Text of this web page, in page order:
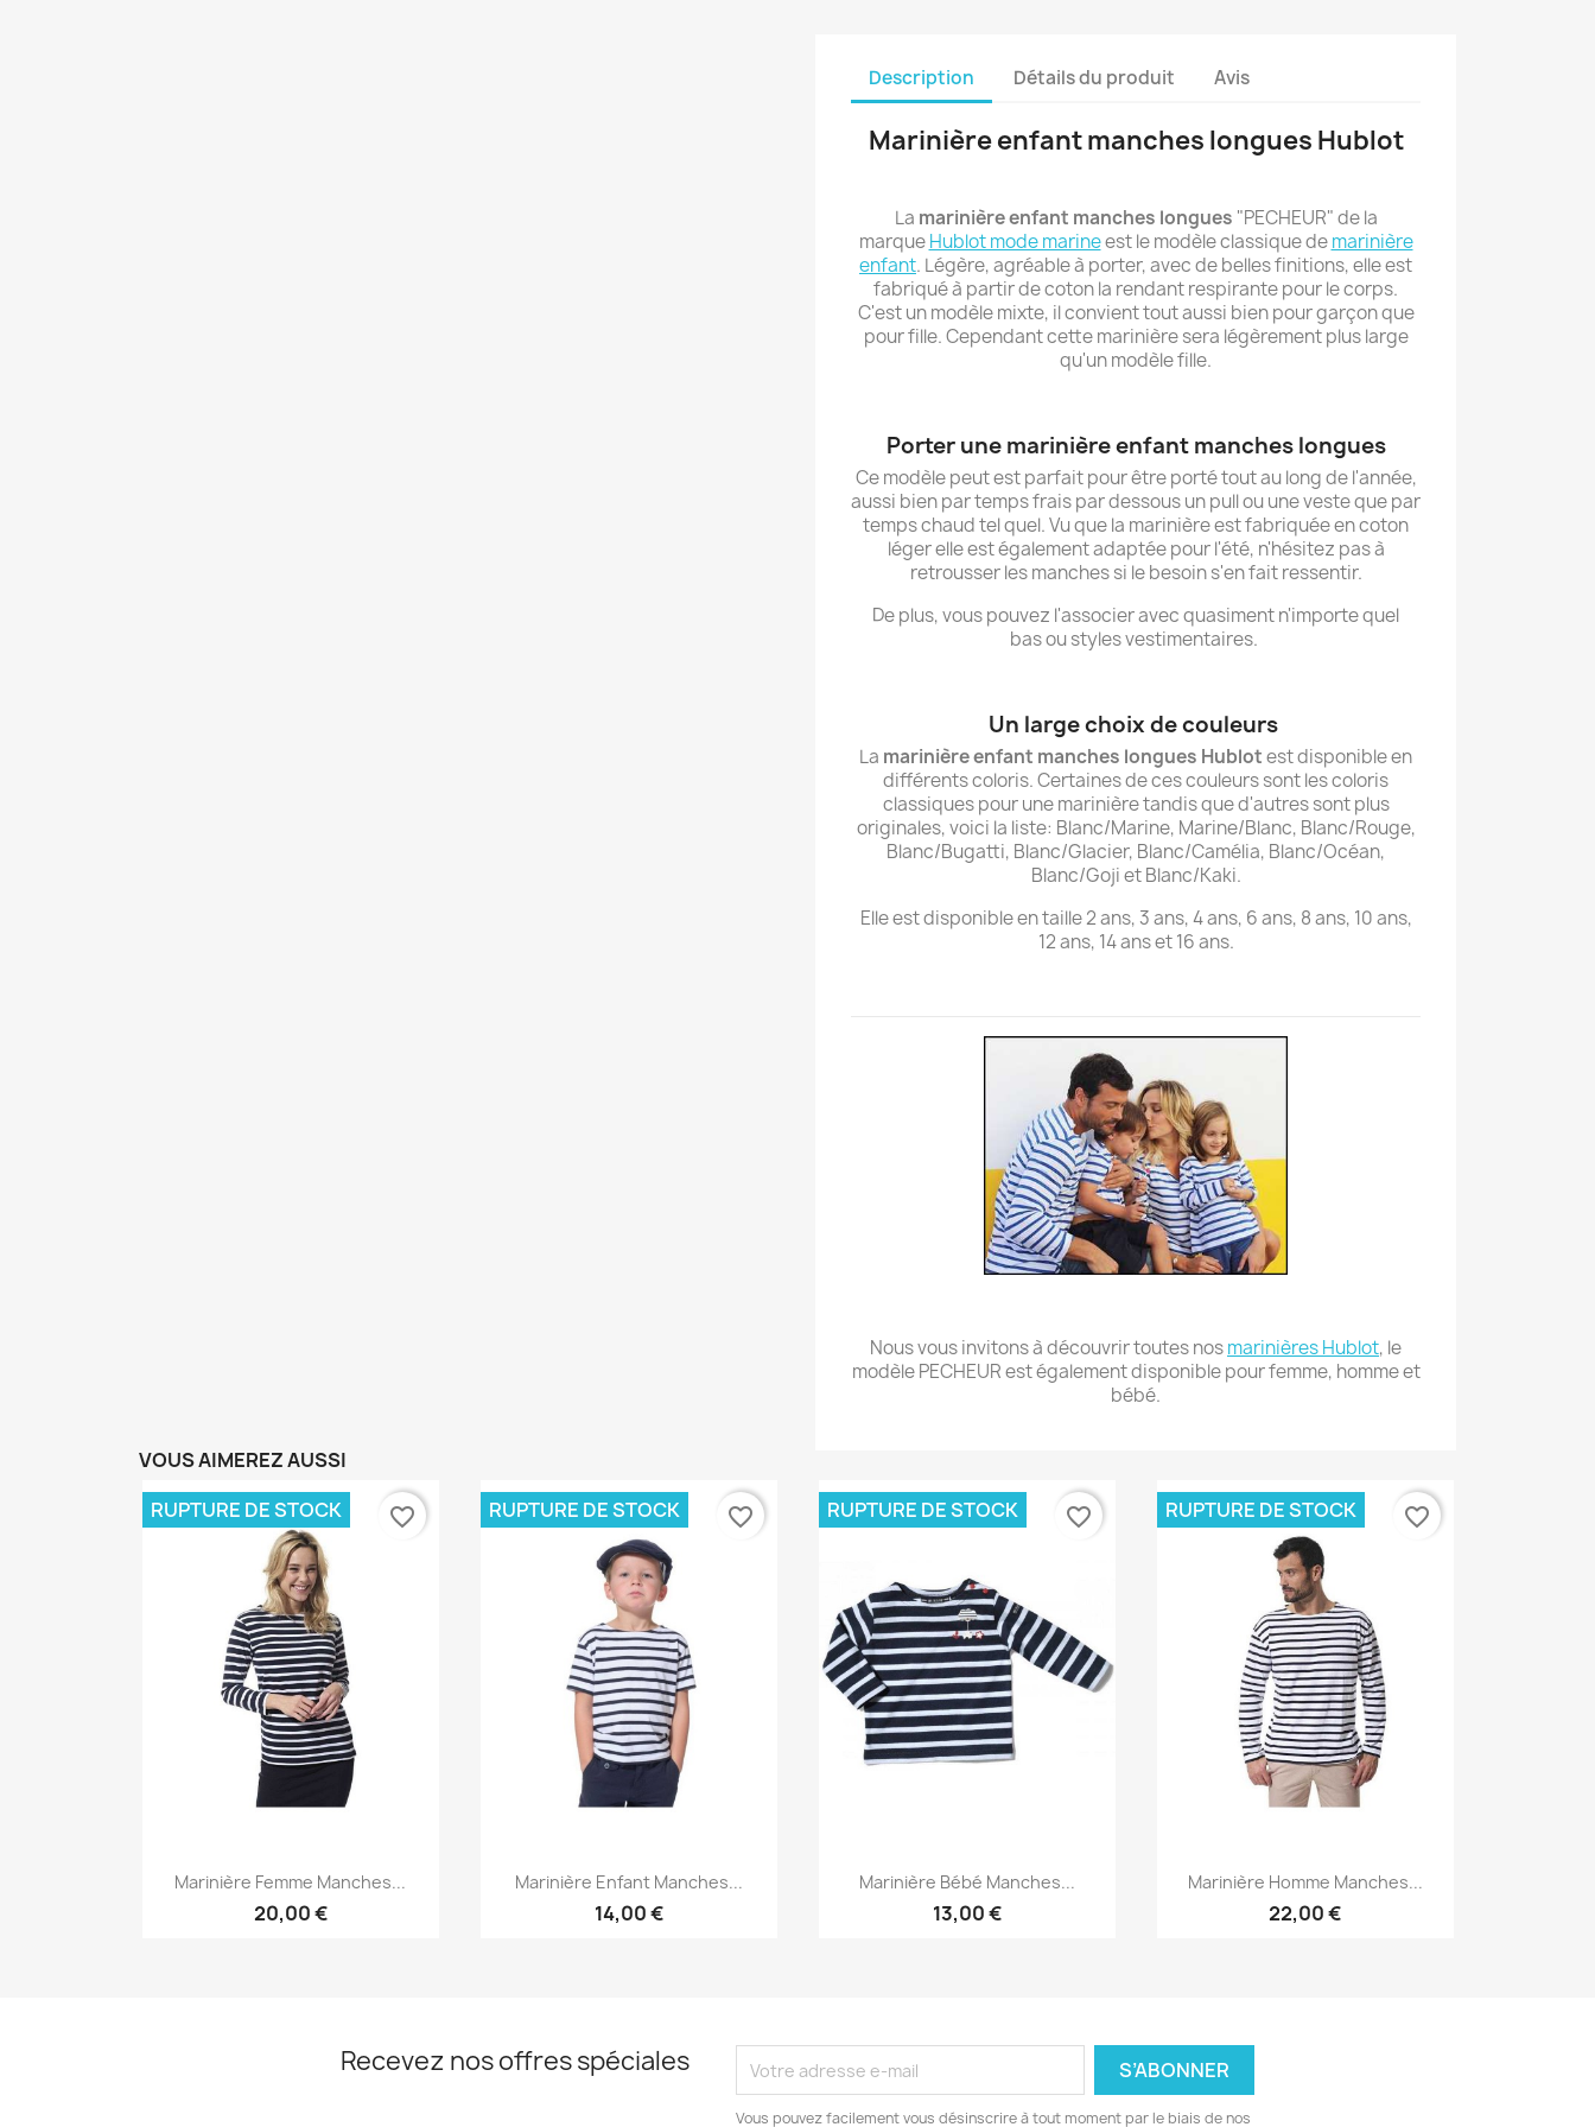
Description Détails du produit Avis
Marinière enfant manches longues Hublot
La marinière enfant manches longues "PECHEUR" de la
marqueHublot mode marineest le modèle classique demarinière
enfant. Légère, agréable à porter, avec de belles finitions, elle est
fabriqué à partir de coton la rendant respirante pour le corps.
C'est un modèle mixte, il convient tout aussi bien pour garçon que
pour fille. Cependant cette marinière sera légèrement plus large
qu'un modèle fille.
Porter une marinière enfant manches longues
Ce modèle peut est parfait pour être porté tout au long de l'année,
aussi bien par temps frais par dessous un pull ou une veste que par
temps chaud tel quel. Vu que la marinière est fabriquée en coton
léger elle est également adaptée pour l'été, n'hésitez pas à
retrousser les manches si le besoin s'en fait ressentir.
De plus, vous pouvez l'associer avec quasiment n'importe quel
bas ou styles vestimentaires.
Un large choix de couleurs
La marinière enfant manches longues Hublotest disponible en
différents coloris. Certaines de ces couleurs sont les coloris
classiques pour une marinière tandis que d'autres sont plus
originales, voici la liste: Blanc/Marine, Marine/Blanc, Blanc/Rouge,
Blanc/Bugatti, Blanc/Glacier, Blanc/Camélia, Blanc/Océan,
Blanc/Goji et Blanc/Kaki.
Elle est disponible en taille 2 ans, 3 ans, 4 ans, 6 ans, 8 ans, 10 ans,
12 ans, 14 ans et 16 ans.
Nous vous invitons à découvrir toutes nosmarinières Hublot, le
modèle PECHEUR est également disponible pour femme, homme et
bébé.
VOUS AIMEREZ AUSSI
Aperçu rapide
Marinière Femme Manches...
20,00 €
RUPTURE DE STOCK favorite_border
Aperçu rapide
Marinière Enfant Manches...
14,00 €
RUPTURE DE STOCK favorite_border
Aperçu rapide
Marinière Bébé Manches...
13,00 €
RUPTURE DE STOCK favorite_border
Aperçu rapide
Marinière Homme Manches...
22,00 €
RUPTURE DE STOCK favorite_border
Recevez nos offres spéciales
Vous pouvez facilement vous désinscrire à tout moment par le biais de nos